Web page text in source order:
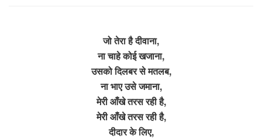
जो तेरा है दीवाना,
ना चाहे कोई खजाना,
उसको दिलबर से मतलब,
ना भाए उसे जमाना,
मेरी आँखे तरस रही है,
मेरी आँखे तरस रही है,
दीदार के लिए,